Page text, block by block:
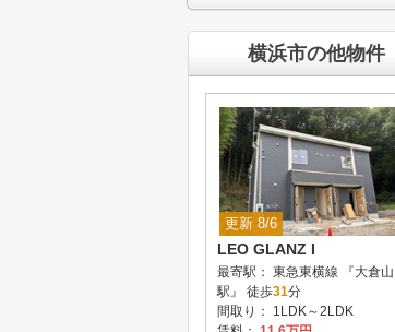
横浜市の他物件
更新 8/6
LEO GLANZ I
最寄駅： 東急東横線 『大倉山
駅』 徒歩31分
間取り： 1LDK～2LDK